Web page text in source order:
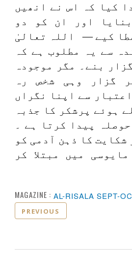
کیا کہ اس نے انھیں
اور ان کو دو
کیے — اللہ تعالیٰ
سے یہ مطلوب ہے کہ
بنے۔ مگر موجودہ
گزار وہی شخص رہ
سے اپنا نگراں
ہوئے پرشکر کا جذبہ
پیدا کرتا ہے ۔
شکایت کا ذہن آدمی کو
میں مبتلا کر
MAGAZINE : AL-RISALA SEPT-
PREVIOUS